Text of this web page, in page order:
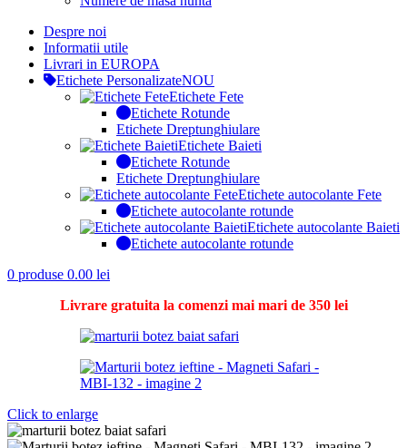
Despre noi
Informatii utile
Livrari in EUROPA
Etichete PersonalizateNOU
Etichete Fete
Etichete Rotunde
Etichete Dreptunghiulare
Etichete Baieti
Etichete Rotunde
Etichete Dreptunghiulare
Etichete autocolante Fete
Etichete autocolante rotunde
Etichete autocolante Baieti
Etichete autocolante rotunde
0 produse 0.00 lei
Livrare gratuita la comenzi mai mari de 350 lei
Click to enlarge